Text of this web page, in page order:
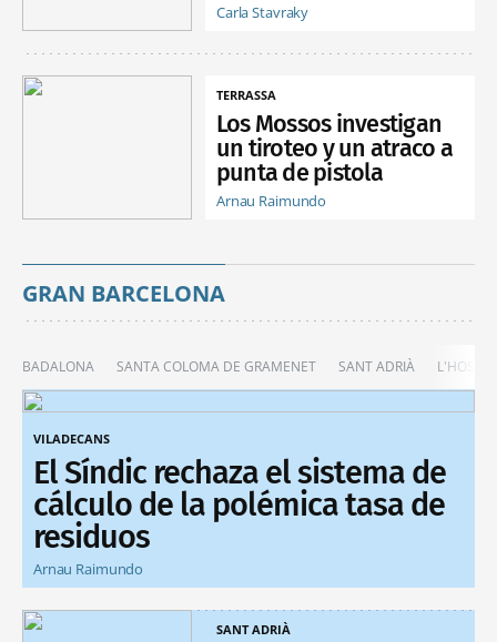
Carla Stavraky
TERRASSA
Los Mossos investigan
un tiroteo y un atraco a
punta de pistola
Arnau Raimundo
GRAN BARCELONA
BADALONA SANTA COLOMA DE GRAMENET SANT ADRIÀ
VILADECANS
El Síndic rechaza el sistema de
cálculo de la polémica tasa de
residuos
Arnau Raimundo
SANT ADRIÀ